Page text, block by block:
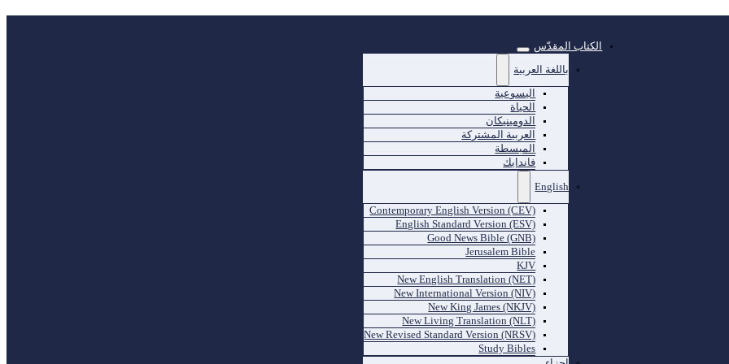
الكتاب المقدّس
باللغة العربية
اليسوعية
الحياة
الدومينيكان
العربية المشتركة
المبسطة
فاندايك
English
Contemporary English Version (CEV)
English Standard Version (ESV)
Good News Bible (GNB)
Jerusalem Bible
KJV
New English Translation (NET)
New International Version (NIV)
New King James (NKJV)
New Living Translation (NLT)
New Revised Standard Version (NRSV)
Study Bibles